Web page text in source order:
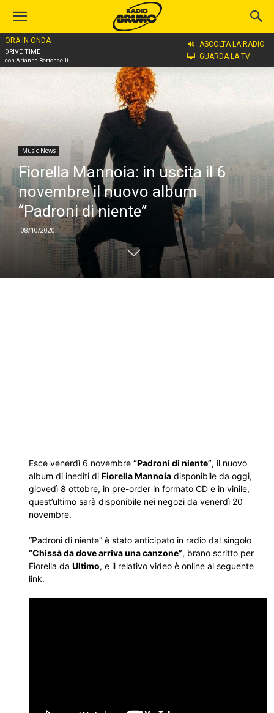
ORA IN ONDA
DRIVE TIME
con Arianna Bertoncelli
ASCOLTA LA RADIO
GUARDA LA TV
Home
Music News
Fiorella Mannoia: in uscita il 6
novembre il nuovo album
“Padroni di niente”
08/10/2020
Esce venerdì 6 novembre “Padroni di niente”, il nuovo
album di inediti di Fiorella Mannoia disponibile da oggi,
giovedì 8 ottobre, in pre-order in formato CD e in vinile,
quest’ultimo sarà disponibile nei negozi da venerdì 20
novembre.
“Padroni di niente” è stato anticipato in radio dal singolo
“Chissà da dove arriva una canzone”, brano scritto per
Fiorella da Ultimo, e il relativo video è online al seguente
link.